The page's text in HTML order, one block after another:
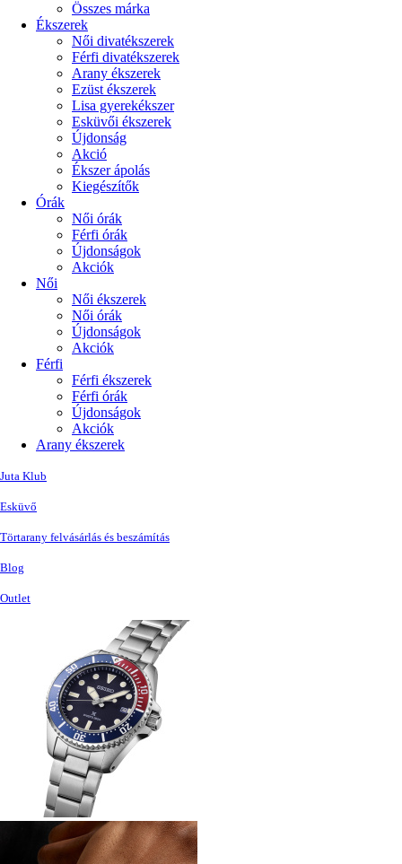
Összes márka
Ékszerek
Női divatékszerek
Férfi divatékszerek
Arany ékszerek
Ezüst ékszerek
Lisa gyerekékszer
Esküvői ékszerek
Újdonság
Akció
Ékszer ápolás
Kiegészítők
Órák
Női órák
Férfi órák
Újdonságok
Akciók
Női
Női ékszerek
Női órák
Újdonságok
Akciók
Férfi
Férfi ékszerek
Férfi órák
Újdonságok
Akciók
Arany ékszerek
Juta Klub
Esküvő
Törtarany felvásárlás és beszámítás
Blog
Outlet